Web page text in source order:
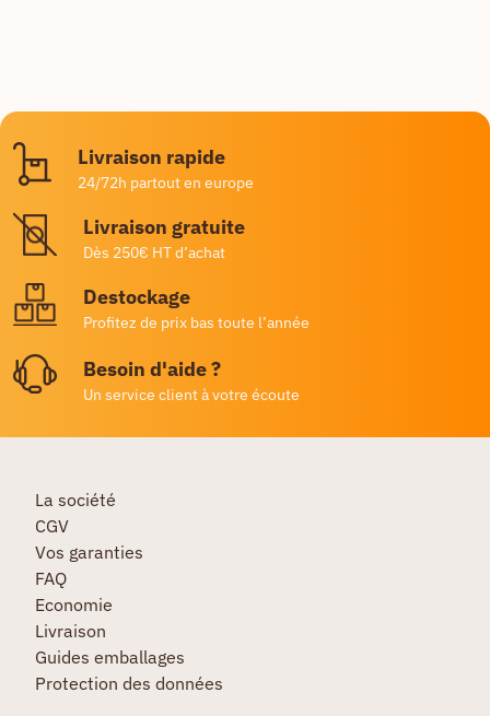
Livraison rapide
24/72h partout en europe
Livraison gratuite
Dès 250€ HT d’achat
Destockage
Profitez de prix bas toute l’année
Besoin d'aide ?
Un service client à votre écoute
La société
CGV
Vos garanties
FAQ
Economie
Livraison
Guides emballages
Protection des données